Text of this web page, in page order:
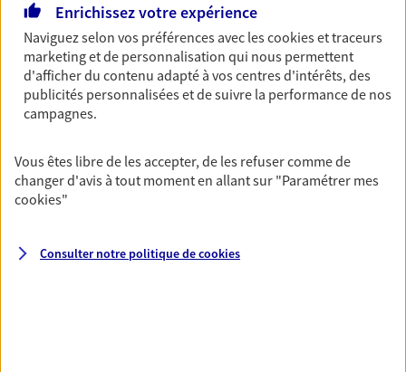
Préparez sereinement ce nouveau chapitre de
votre vie avec les conseils d'un expert. Découvrez
notre solution PER (Plan Epargne Retraite)
spécialement conçue pour la retraite.
Couvrez vos dépenses de santé ainsi que celles de
votre famille avec la complémentaire santé qui
vous ressemble.
Prévoyance
Enrichissez votre expérience
Naviguez selon vos préférences avec lescookies et traceurs
marketing et de personnalisation qui nous permettent
d'afficher du contenu adapté à vos centres d'intérêts, des
publicités personnalisées et de suivre la performance de nos
campagnes.
Vous êtes libre de les accepter, de les refuser comme de
changer d'avis à tout moment en allant sur "Paramétrer mes
cookies"
Consulter notre politique decookies